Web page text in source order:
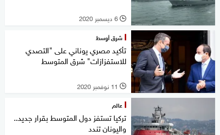
l 6 ديسمبر 2020
شرق أوسط
تأكيد مصري يوناني على "التصدي
للاستفزازات" شرق المتوسط
l 11 نوفمبر 2020
عالم
تركيا تستفز دول المتوسط بقرار جديد..
واليونان تندد